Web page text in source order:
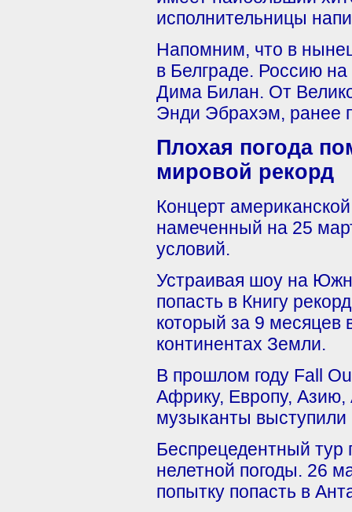
исполнительницы
Напомним, что в
в Белграде. Россию на
Дима Билан. От
Энди Эбрахэм, ранее
Плохая погода
мировой рекорд
Концерт
намеченный на 25
условий.
Устраивая шоу на
попасть в Книгу
который за 9 месяцев
континентах Земли.
В прошлом году Fall
Африку, Европу,
музыканты
Беспрецедентный тур
нелетной погоды. 26
попытку попасть в